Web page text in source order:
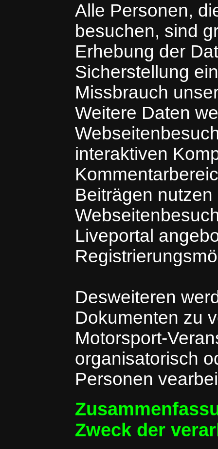
Alle Personen,
besuchen, sind
Erhebung der
Sicherstellung
Missbrauch
Weitere Daten
interaktiven
Beiträgen
Liveportal
Desweiteren
Dokumenten zu
Motorsport-
organisatorisch
Personen
Zweck der